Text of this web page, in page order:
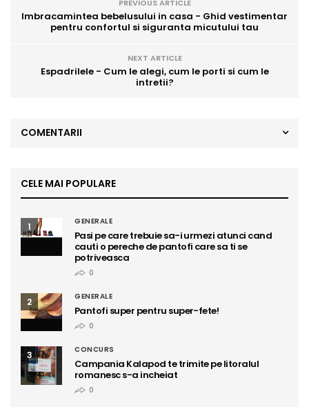
PREVIOUS ARTICLE
Imbracamintea bebelusului in casa - Ghid vestimentar
pentru confortul si siguranta micutului tau
NEXT ARTICLE
Espadrilele - Cum le alegi, cum le porti si cum le
intretii?
COMENTARII
CELE MAI POPULARE
1 GENERALE
Pasi pe care trebuie sa-i urmezi atunci cand
cauti o pereche de pantofi care sa ti se
potriveasca
0
2 GENERALE
Pantofi super pentru super-fete!
0
3 CONCURS
Campania Kalapod te trimite pe litoralul
romanesc s-a incheiat
0